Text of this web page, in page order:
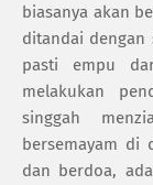
biasanya akan
ditandai dengan
pasti empu
melakukan
singgah
bersemayam di
dan berdoa,